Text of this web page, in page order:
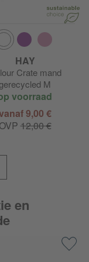
HAY
Crate mand
M
voorraad
9,00 €
OVP12,00 €
en